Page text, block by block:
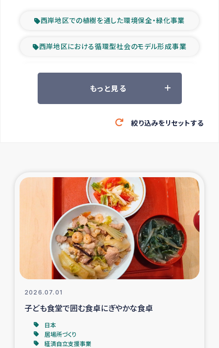
西岸地区での植樹を通した環境保全・緑化事業
西岸地区における循環型社会のモデル形成事業
ツアー参加者の声
緊急救援の時代
東ティモール豪雨緊急支援
大雨による洪水被災者支援
カカオ生産者支援事業
シリア国内避難民・帰還民の生活再建支援
トルコにおけるシリア難民支援事業
インドネシア中部 スラウェシの地震・津波被災者支援
スリランカ ムライティブ県帰還民の生活再建支援
もっと見る
絞り込みをリセットする
2026.07.01
子ども食堂で囲む食卓にぎやかな食卓
日本
居場所づくり
経済自立支援事業